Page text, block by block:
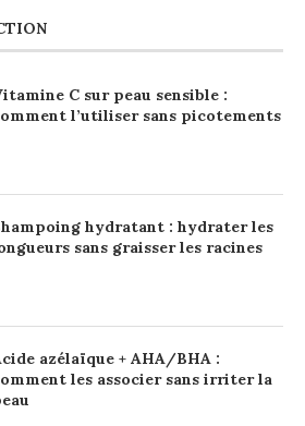
C sur peau sensible :
l’utiliser sans picotements
hydratant : hydrater les
sans graisser les racines
azélaïque + AHA/BHA :
les associer sans irriter la